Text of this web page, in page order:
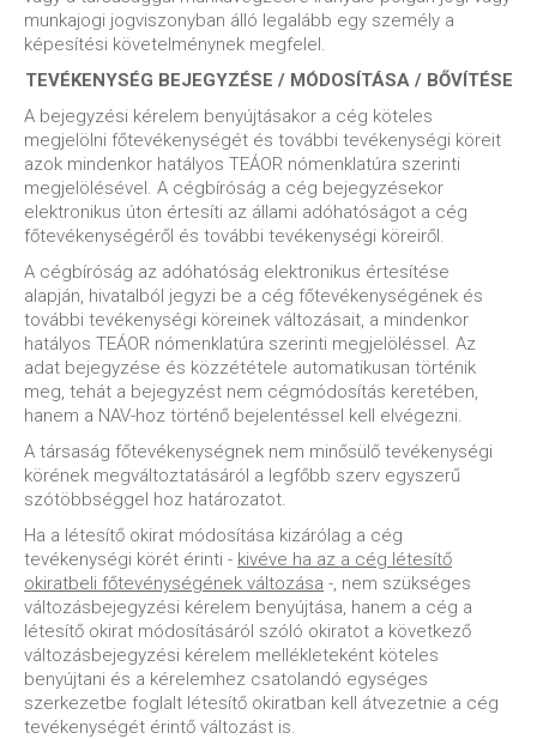
munkajogi jogviszonyban álló legalább egy személy a
képesítési követelménynek megfelel.
TEVÉKENYSÉG BEJEGYZÉSE / MÓDOSÍTÁSA / BŐVÍTÉSE
A bejegyzési kérelem benyújtásakor a cég köteles
megjelölni főtevékenységét és további tevékenységi köreit
azok mindenkor hatályos TEÁOR nómenklatúra szerinti
megjelölésével. A cégbíróság a cég bejegyzésekor
elektronikus úton értesíti az állami adóhatóságot a cég
főtevékenységéről és további tevékenységi köreiről.
A cégbíróság az adóhatóság elektronikus értesítése
alapján, hivatalból jegyzi be a cég főtevékenységének és
további tevékenységi köreinek változásait, a mindenkor
hatályos TEÁOR nómenklatúra szerinti megjelöléssel. Az
adat bejegyzése és közzététele automatikusan történik
meg, tehát a bejegyzést nem cégmódosítás keretében,
hanem a NAV-hoz történő bejelentéssel kell elvégezni.
A társaság főtevékenységnek nem minősülő tevékenységi
körének megváltoztatásáról a legfőbb szerv egyszerű
szótöbbséggel hoz határozatot.
Ha a létesítő okirat módosítása kizárólag a cég
tevékenységi körét érinti - kivéve ha az a cég létesítő
okiratbeli főtevénységének változása -, nem szükséges
változásbejegyzési kérelem benyújtása, hanem a cég a
létesítő okirat módosításáról szóló okiratot a következő
változásbejegyzési kérelem mellékleteként köteles
benyújtani és a kérelemhez csatolandó egységes
szerkezetbe foglalt létesítő okiratban kell átvezetnie a cég
tevékenységét érintő változást is.